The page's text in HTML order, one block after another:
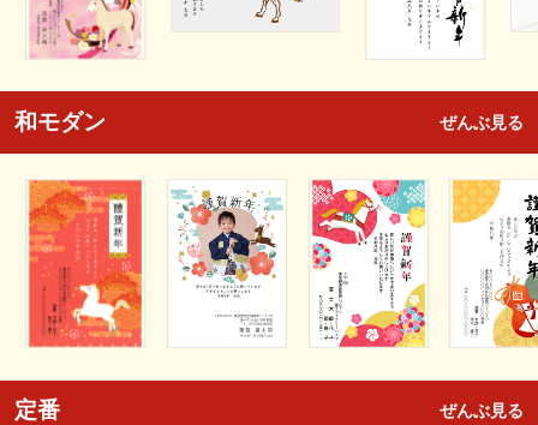
和モダン ぜんぶ見る
定番 ぜんぶ見る